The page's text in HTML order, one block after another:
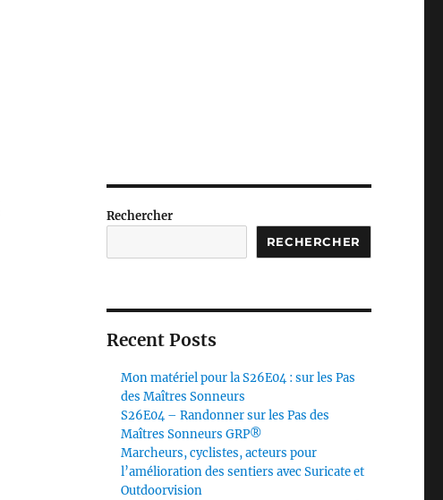
Rechercher
RECHERCHER
Recent Posts
Mon matériel pour la S26E04 : sur les Pas
des Maîtres Sonneurs
S26E04 – Randonner sur les Pas des
Maîtres Sonneurs GRP®
Marcheurs, cyclistes, acteurs pour
l’amélioration des sentiers avec Suricate et
Outdoorvision